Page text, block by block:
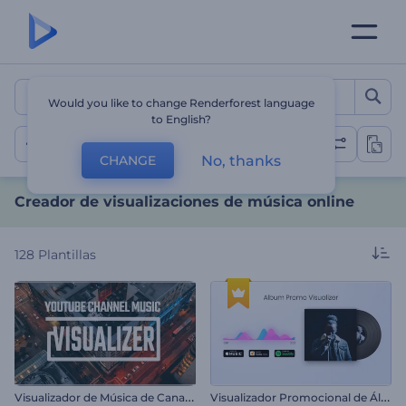
Creador de
Visualizaciones musicales
Creador de visualizaciones de música online
128 Plantillas
V
isualizador de Música de Canal de YouTube V
isualizador Promocional de Álbum
Would you like to change Renderforest language
to English?
CHANGE No, thanks